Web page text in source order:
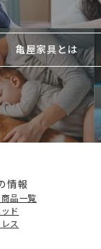
亀屋家具とは
情報
品一覧
ド
ス